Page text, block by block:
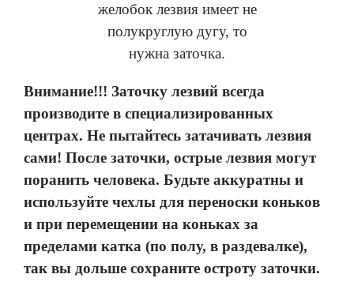
желобок лезвия имеет не
полукруглую дугу, то
нужна заточка.
Внимание!!! Заточку лезвий всегда
производите в специализированных
центрах. Не пытайтесь затачивать лезвия
сами! После заточки, острые лезвия могут
поранить человека. Будьте аккуратны и
используйте чехлы для переноски коньков
и при перемещении на коньках за
пределами катка (по полу, в раздевалке),
так вы дольше сохраните остроту заточки.